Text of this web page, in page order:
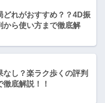
どれがおすすめ？？4D振
から使い方まで徹底解
なし？楽ラク歩くの評判
底解説！！